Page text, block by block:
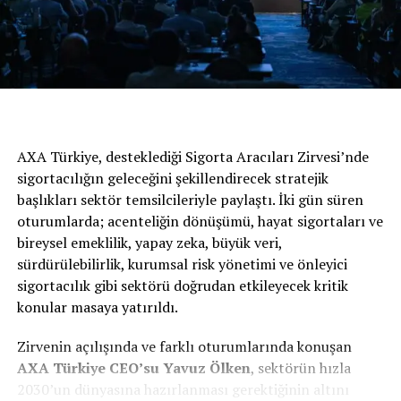
AXA Türkiye, desteklediği Sigorta Aracıları Zirvesi’nde
sigortacılığın geleceğini şekillendirecek stratejik
başlıkları sektör temsilcileriyle paylaştı. İki gün süren
oturumlarda; acenteliğin dönüşümü, hayat sigortaları ve
bireysel emeklilik, yapay zeka, büyük veri,
sürdürülebilirlik, kurumsal risk yönetimi ve önleyici
sigortacılık gibi sektörü doğrudan etkileyecek kritik
konular masaya yatırıldı.
Zirvenin açılışında ve farklı oturumlarında konuşan
AXA TürkiyeCEO’su Yavuz Ölken, sektörün hızla
2030’un dünyasına hazırlanması gerektiğinin altını